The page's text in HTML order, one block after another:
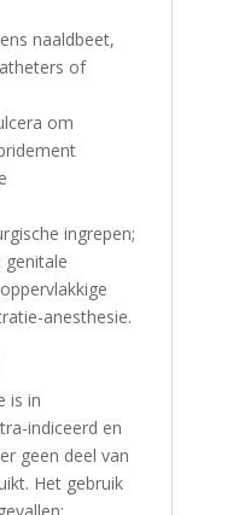
naaldbeet,
of
om
ingrepen;
genitale
anesthesie.
is in
indiceerd en
geen deel van
Het gebruik